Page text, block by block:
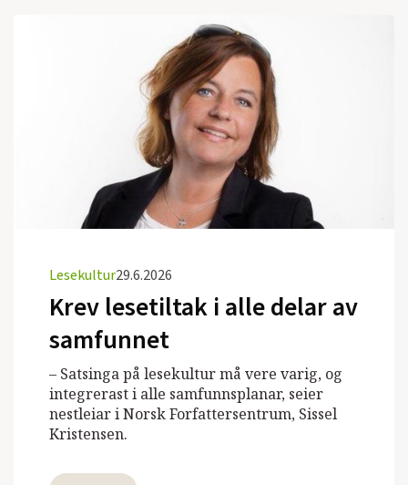
Lesekultur29.6.2026
Krev lesetiltak i alle delar av
samfunnet
– Satsinga på lesekultur må vere varig, og
integrerast i alle samfunnsplanar, seier
nestleiar i Norsk Forfattersentrum, Sissel
Kristensen.